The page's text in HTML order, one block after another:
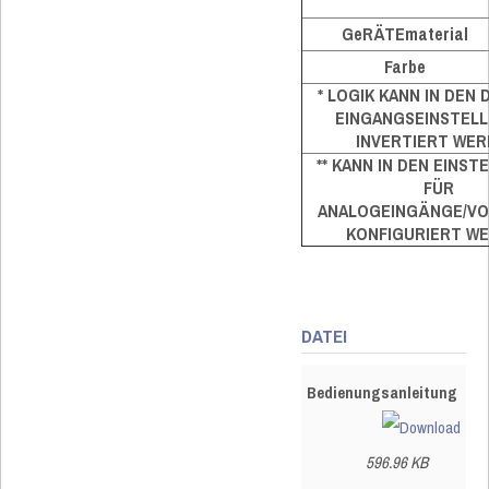
GeRÄTEmaterial
Farbe
* LOGIK KANN IN DEN
INVERTIERT
** KANN IN DEN
FÜR
ANALOGEINGÄNGE/
KONFIGURIERT
DATEI
Bedienungsanleitung
596.96 KB